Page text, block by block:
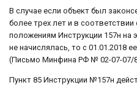
В случае если объект был
более трех лет и в
положениям Инструкции 157н на
не начислялась, то с 01.01.2018
(Письмо Минфина РФ № 02-07-07/
Пункт 85 Инструкции №157н